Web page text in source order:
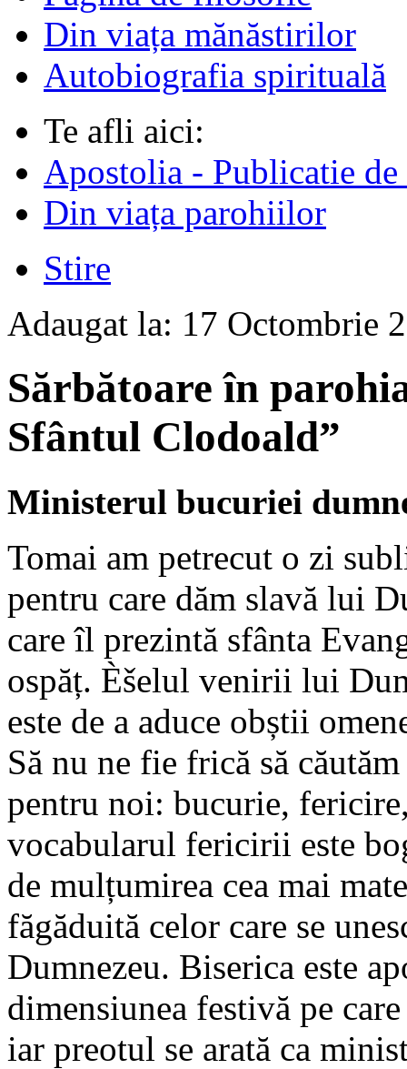
Din viața mănăstirilor
Autobiografia spirituală
Te afli aici:
Apostolia - Publicatie
Din viața parohiilor
Stire
Adaugat la: 17 Octombrie
Sărbătoare în
Sfântul Clodoald”
Ministerul bucuriei
Tomai am petrecut o zi
pentru care dăm slavă lui
care îl prezintă sfânta
ospăț. Èšelul venirii lui
este de a aduce obștii
Să nu ne fie frică să
pentru noi: bucurie,
vocabularul fericirii este
de mulțumirea cea mai
făgăduită celor care se
Dumnezeu. Biserica este
dimensiunea festivă pe
iar preotul se arată ca